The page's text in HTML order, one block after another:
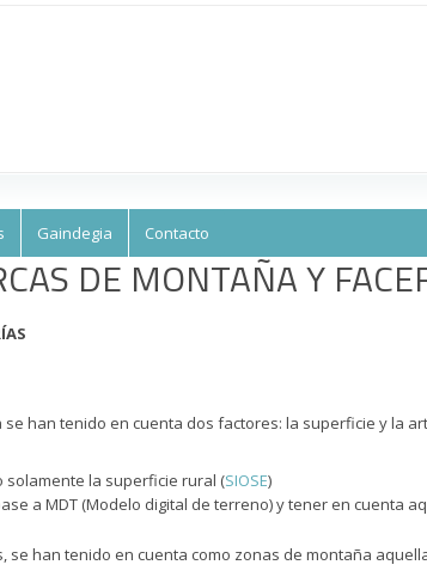
Gaindegia Contacto
DE MONTAÑA Y
han tenido en cuenta dos factores: la superficie y la
la superficie rural (SIOSE)
a MDT (Modelo digital de terreno) y tener en cuenta
han tenido en cuenta como zonas de montaña